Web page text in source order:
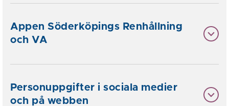
Appen Söderköpings Renhållning
och VA
Personuppgifter i sociala medier
och på webben